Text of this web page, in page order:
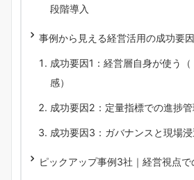
段階導入
事例から見える経営活用の成功要
成功要因1：経営層自身が使う
感）
成功要因2：定量指標での進捗管
成功要因3：ガバナンスと現場
ピックアップ事例3社｜経営視点で